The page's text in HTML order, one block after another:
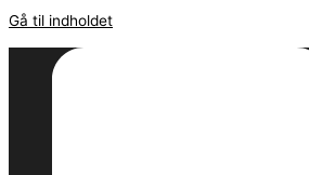
Gå til indholdet